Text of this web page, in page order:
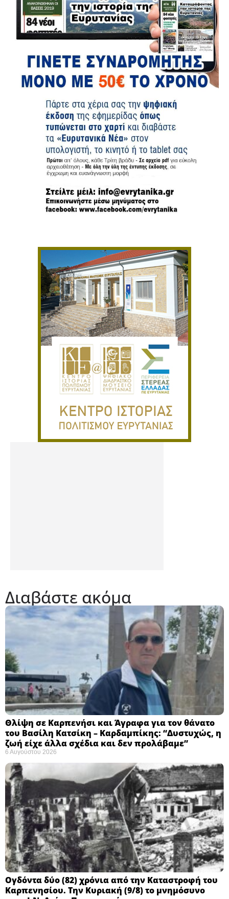
Διαβάστε ακόμα
Θλίψη σε Καρπενήσι και Άγραφα για τον θάνατο
του Βασίλη Κατσίκη – Καρδαμπίκης: “Δυστυχώς, η
ζωή είχε άλλα σχέδια και δεν προλάβαμε”
6 Αυγούστου 2026
Ογδόντα δύο (82) χρόνια από την Καταστροφή του
Καρπενησίου. Την Κυριακή (9/8) το μνημόσυνο